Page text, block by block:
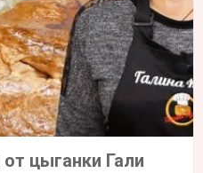
цыганки Гали